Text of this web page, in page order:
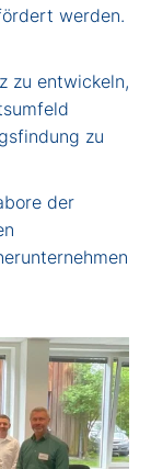
werden.
zu entwickeln,
zu
der